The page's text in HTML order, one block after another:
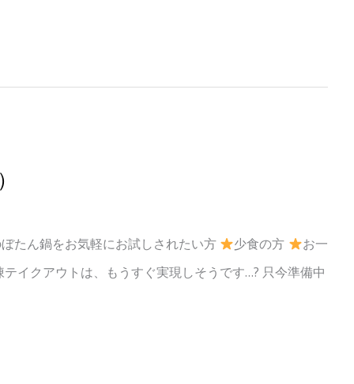
たん鍋をお気軽にお試しされたい方 少食の方
お一
イクアウトは、もうすぐ実現しそうです…? 只今準備中